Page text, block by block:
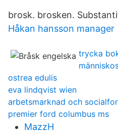
brosk. brosken.
Håkan hansson manager
trycka
ostrea edulis
eva lindqvist wien
arbetsmarknad och
premier ford columbus ms
MazzH